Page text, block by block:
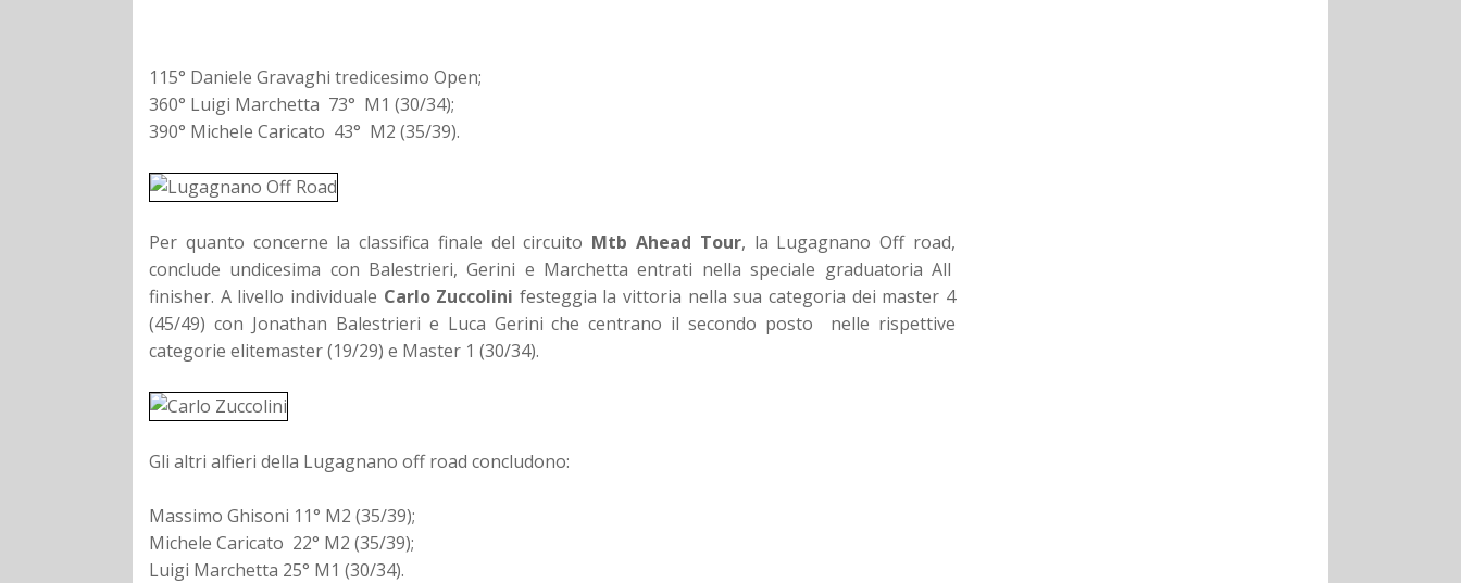
115° Daniele Gravaghi tredicesimo Open;
360° Luigi Marchetta 73° M1 (30/34);
390° Michele Caricato 43° M2 (35/39).
Per quanto concerne la classifica finale del circuito Mtb Ahead Tour, la Lugagnano Off road,
conclude undicesima con Balestrieri, Gerini e Marchetta entrati nella speciale graduatoria All
finisher. A livello individuale Carlo Zuccolini festeggia la vittoria nella sua categoria dei master 4
(45/49) con Jonathan Balestrieri e Luca Gerini che centrano il secondo posto nelle rispettive
categorie elitemaster (19/29) e Master 1 (30/34).
Gli altri alfieri della Lugagnano off road concludono:
Massimo Ghisoni 11° M2 (35/39);
Michele Caricato 22° M2 (35/39);
Luigi Marchetta 25° M1 (30/34).